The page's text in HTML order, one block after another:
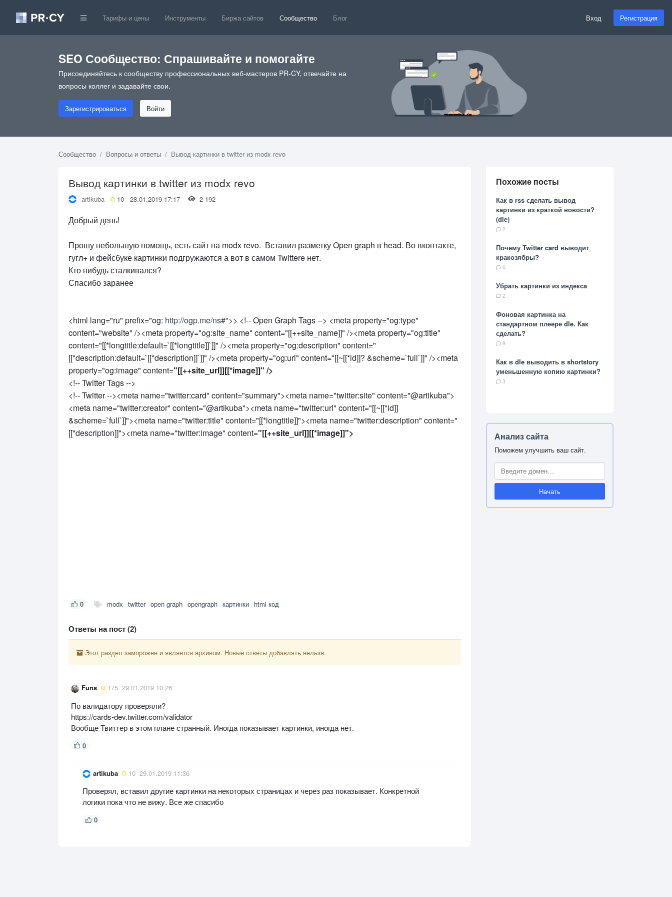
Тарифы и цены Инструменты Биржа сайтов Сообщество Блог Вход Регистрация
SEO Сообщество: Спрашивайте и помогайте
Присоединяйтесь к сообществу профессиональных веб-мастеров PR-CY, отвечайте на
вопросы коллег и задавайте свои.
Зарегистрироваться Войти
Сообщество Вопросы и ответы Вывод картинки в twitter из modx revo
Вывод картинки в twitter из modx revo
artikuba 10 28.01.2019 17:17 2 192
Добрый день!
Прошу небольшую помощь, есть сайт на modx revo. Вставил разметку Open graph в head. Во вконтакте,
гугл+ и фейсбуке картинки подгружаются а вот в самом Twittere нет.
Кто нибудь сталкивался?
Спасибо заранее
<html lang="ru" prefix="og: http://ogp.me/ns#">> <!-- Open Graph Tags --> <meta property="og:type"
content="website" /><meta property="og:site_name" content="[[++site_name]]" /><meta property="og:title"
content="[[*longtitle:default=`[[*longtitle]]`]]" /><meta property="og:description" content="
[[*description:default=`[[*description]]`]]" /><meta property="og:url" content="[[~[[*id]]? &scheme=`full`]]" /><meta
property="og:image" content="[[++site_url]][[*image]]" />
<!-- Twitter Tags -->
<!-- Twitter --><meta name="twitter:card" content="summary"><meta name="twitter:site" content="@artikuba">
<meta name="twitter:creator" content="@artikuba"><meta name="twitter:url" content="[[~[[*id]]
&scheme=`full`]]"><meta name="twitter:title" content="[[*longtitle]]"><meta name="twitter:description" content="
[[*description]]"><meta name="twitter:image" content="[[++site_url]][[*image]]">
0 modx twitter open graph opengraph картинки html код
Ответы на пост (2)
Этот раздел заморожен и является архивом. Новые ответы добавлять нельзя.
Funs 175 29.01.2019 10:26
По валидатору проверяли?
https://cards-dev.twitter.com/validator
Вообще Твиттер в этом плане странный. Иногда показывает картинки, иногда нет.
0
artikuba 10 29.01.2019 11:36
Проверял, вставил другие картинки на некоторых страницах и через раз показывает. Конкретной
логики пока что не вижу. Все же спасибо
0
Похожие посты
Как в rss сделать вывод
картинки из краткой новости?
(dle)
2
Почему Twitter card выводит
кракозябры?
6
Убрать картинки из индекса
2
Фоновая картинка на
стандартном плеере dle. Как
сделать?
9
Как в dle выводить в shortstory
уменьшенную копию картинки?
3
Анализ сайта
Поможем улучшить ваш сайт.
Начать